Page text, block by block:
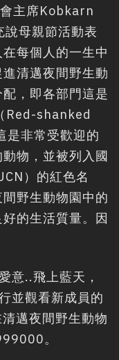
主席Kobkarn
母親節活動表
每個人的一生中
清邁夜間野生動
，即各部門這是
Red-shanked
是非常受歡迎的
物，並被列入國
）的紅色名
野生動物園中的
的生活質量。因
意..飛上藍天，
並觀看新成員的
邁夜間野生動物
。